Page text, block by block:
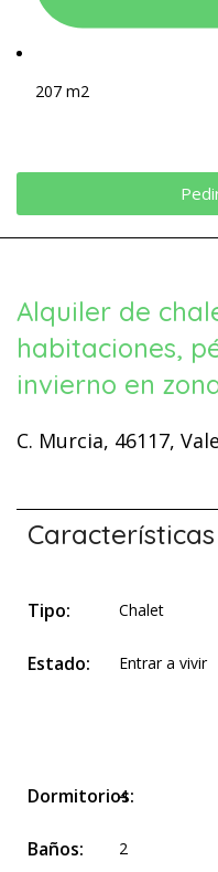
207 m2
Alquiler de
habitaciones,
invierno en
C. Murcia, 46117,
Tipo: Chalet
Estado: Entrar a vivir
Dormitorios:
4
Baños: 2